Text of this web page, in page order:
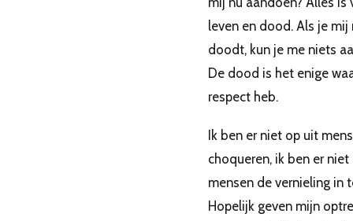
leven en dood. Als je mij
doodt, kun je me niets
De dood is het enige
respect heb.
Ik ben er niet op uit
choqueren, ik ben er
mensen de vernieling in
Hopelijk geven mijn